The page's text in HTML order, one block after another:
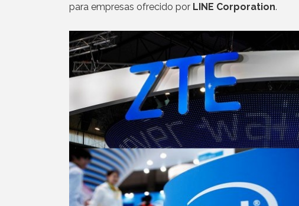
para empresas ofrecido por LINE Corporation.